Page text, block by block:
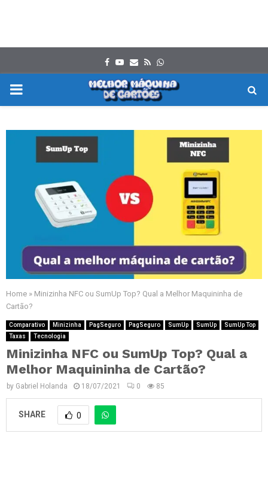
Facebook
Youtube
Email
RssWhatsapp
PRIMARY
Home » Minizinha NFC ou SumUp Top? Qual a Melhor Maquininha de
Cartão?
Comparativo Minizinha PagSeguro PagSeguro SumUp SumUp
SumUp Top
Taxas
Tecnologia
Minizinha NFC ou SumUp Top? Qual a
Melhor Maquininha de Cartão?
by Gabriel Holanda 18/07/2021 0 85
SHARE 0